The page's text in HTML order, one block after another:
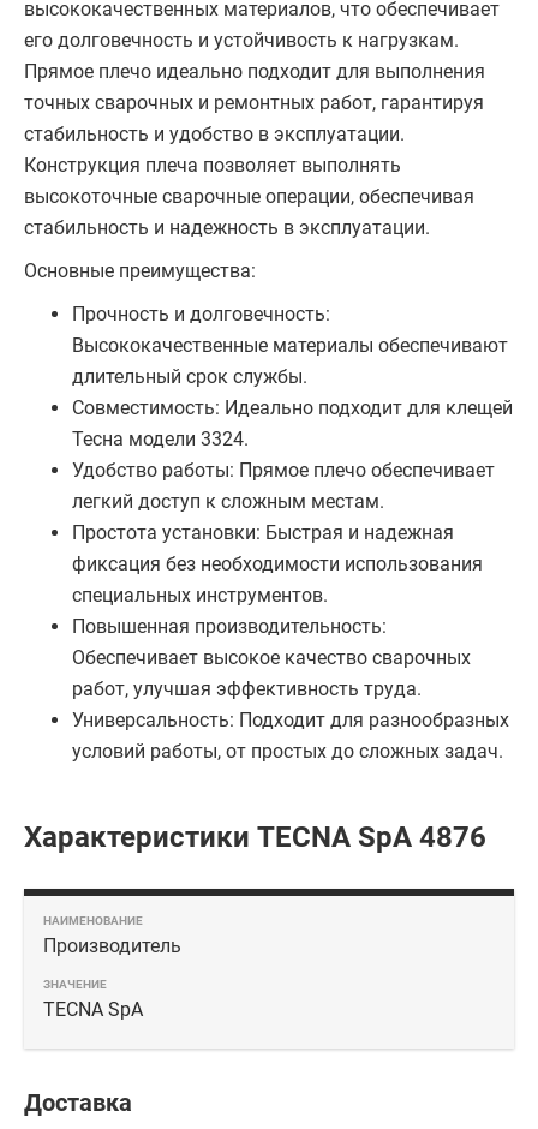
высококачественных материалов, что обеспечивает
его долговечность и устойчивость к нагрузкам.
Прямое плечо идеально подходит для выполнения
точных сварочных и ремонтных работ, гарантируя
стабильность и удобство в эксплуатации.
Конструкция плеча позволяет выполнять
высокоточные сварочные операции, обеспечивая
стабильность и надежность в эксплуатации.
Основные преимущества:
Прочность и долговечность:
Высококачественные материалы обеспечивают
длительный срок службы.
Совместимость: Идеально подходит для клещей
Tecна модели 3324.
Удобство работы: Прямое плечо обеспечивает
легкий доступ к сложным местам.
Простота установки: Быстрая и надежная
фиксация без необходимости использования
специальных инструментов.
Повышенная производительность:
Обеспечивает высокое качество сварочных
работ, улучшая эффективность труда.
Универсальность: Подходит для разнообразных
условий работы, от простых до сложных задач.
Характеристики TECNA SpA 4876
Производитель
TECNA SpA
Доставка